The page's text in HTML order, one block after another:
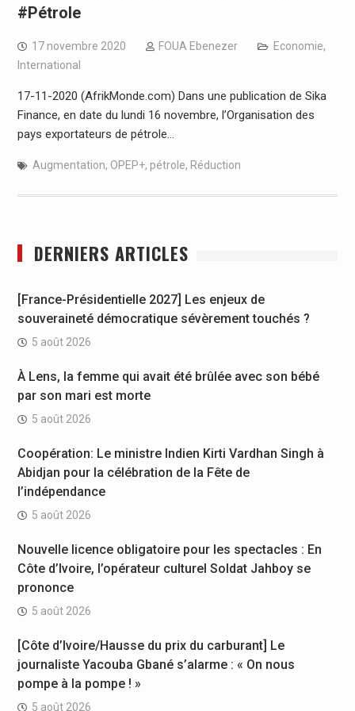
#Pétrole
17 novembre 2020 FOUA Ebenezer Economie,
International
17-11-2020 (AfrikMonde.com) Dans une publication de Sika
Finance, en date du lundi 16 novembre, l’Organisation des
pays exportateurs de pétrole…
Augmentation, OPEP+, pétrole, Réduction
DERNIERS ARTICLES
[France-Présidentielle 2027] Les enjeux de
souveraineté démocratique sévèrement touchés ?
5 août 2026
À Lens, la femme qui avait été brûlée avec son bébé
par son mari est morte
5 août 2026
Coopération: Le ministre Indien Kirti Vardhan Singh à
Abidjan pour la célébration de la Fête de
l’indépendance
5 août 2026
Nouvelle licence obligatoire pour les spectacles : En
Côte d’Ivoire, l’opérateur culturel Soldat Jahboy se
prononce
5 août 2026
[Côte d’Ivoire/Hausse du prix du carburant] Le
journaliste Yacouba Gbané s’alarme : « On nous
pompe à la pompe ! »
5 août 2026